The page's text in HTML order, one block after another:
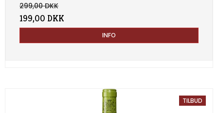
299,00 DKK
199,00 DKK
INFO
TILBUD